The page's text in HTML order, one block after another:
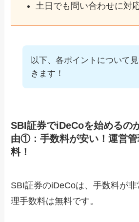
土日でも問い合わせに対
以下、各ポイントについて
きます！
SBI証券でiDeCoを始めるの
由①：手数料が安い！運営
料！
SBI証券のiDeCoは、手数料が
理手数料は無料です。